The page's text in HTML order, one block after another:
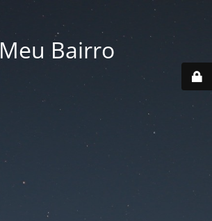
Meu Bairro